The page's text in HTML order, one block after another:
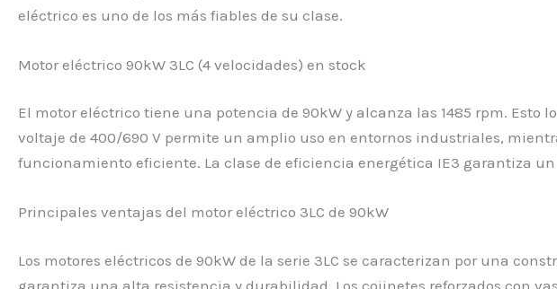
eléctrico es uno de los más fiables de su clase.
Motor eléctrico 90kW 3LC (4 velocidades) en stock
El motor eléctrico tiene una potencia de 90kW y alcanza las 1485 rpm.
voltaje de 400/690 V permite un amplio uso en entornos industriales,
funcionamiento eficiente. La clase de eficiencia energética IE3 garantiza
Principales ventajas del motor eléctrico 3LC de 90kW
Los motores eléctricos de 90kW de la serie 3LC se caracterizan por una
garantiza una alta resistencia y durabilidad. Los cojinetes reforzados con